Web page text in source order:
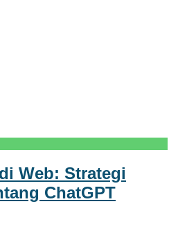
Web: Strategi
ChatGPT